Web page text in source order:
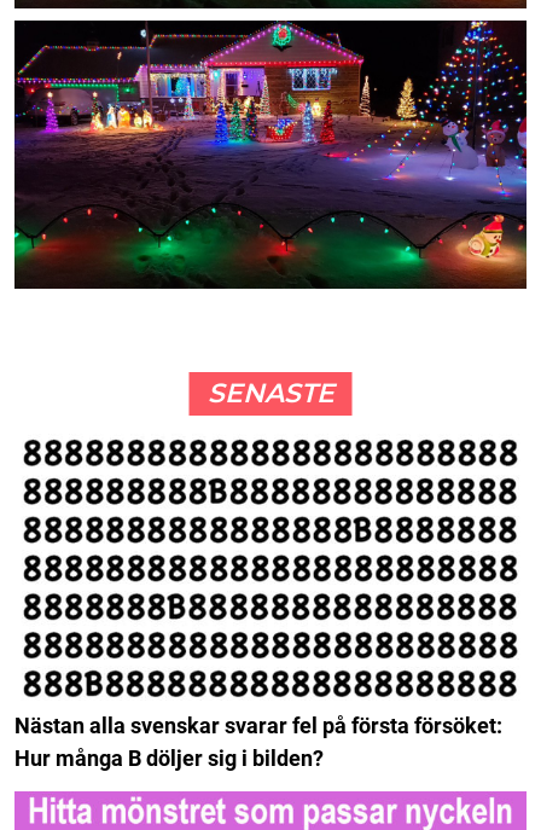
SENASTE
Nästan alla svenskar svarar fel på första försöket:
Hur många B döljer sig i bilden?